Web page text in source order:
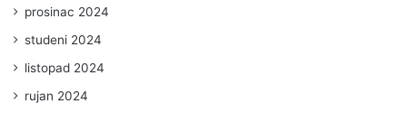
prosinac 2024
studeni 2024
listopad 2024
rujan 2024